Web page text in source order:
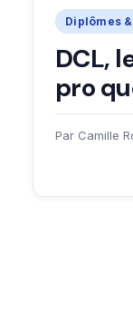
Diplômes
DCL,
pro
Par Camille